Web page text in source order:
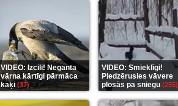
VIDEO: Izcili! Neganta
vārna kārtīgi pārmāca
kaķi(37)
VIDEO: Smieklīgi!
Piedzērusies vāvere
plosās pa sniegu (255)